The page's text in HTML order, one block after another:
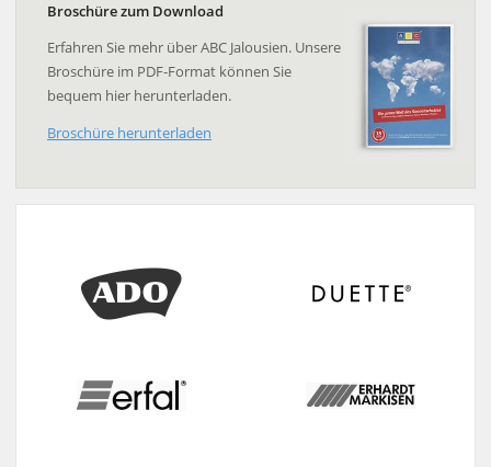
Broschüre zum Download
Erfahren Sie mehr über ABC Jalousien. Unsere
Broschüre im PDF-Format können Sie
bequem hier herunterladen.
Broschüre herunterladen